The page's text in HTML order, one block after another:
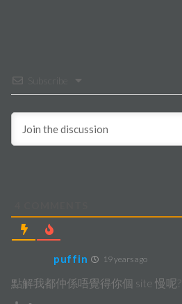
puffin 19 years ago
點解我都仲係唔覺得你個 site 慢呢?